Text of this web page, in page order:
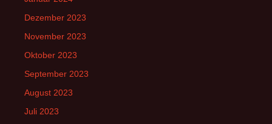
Dezember 2023
November 2023
Oktober 2023
September 2023
August 2023
Juli 2023